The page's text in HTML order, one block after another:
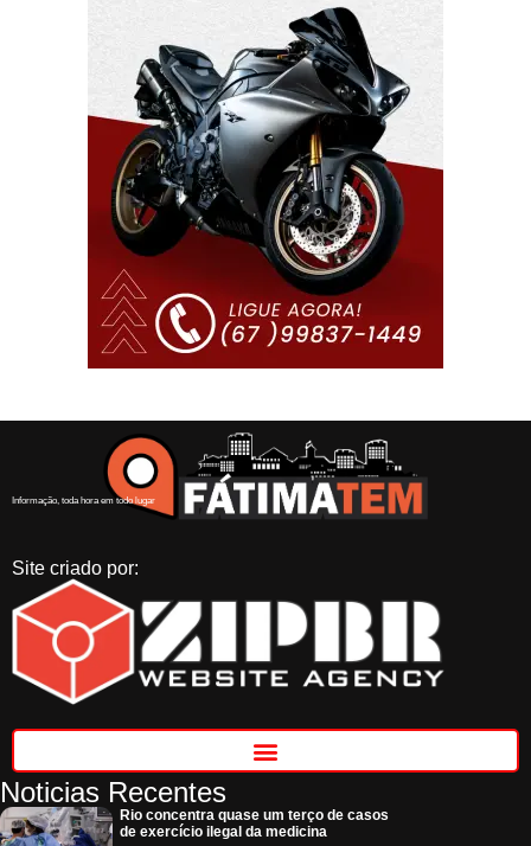
Informação, toda hora em todo lugar
Site criado por:
Noticias Recentes
Rio concentra quase um terço de casos
de exercício ilegal da medicina